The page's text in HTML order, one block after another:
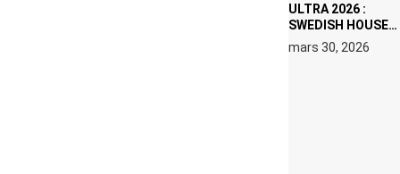
ULTRA 2026 :
SWEDISH HOUSE
MAFIA RETROUVE
ERIC PRYDZ DANS
mars 30, 2026